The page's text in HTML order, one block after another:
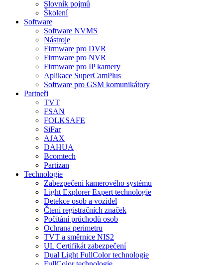
Slovník pojmů
Školení
Software
Software NVMS
Nástroje
Firmware pro DVR
Firmware pro NVR
Firmware pro IP kamery
Aplikace SuperCamPlus
Software pro GSM komunikátory
Partneři
TVT
FSAN
FOLKSAFE
SiFar
AJAX
DAHUA
Bcomtech
Partizan
Technologie
Zabezpečení kamerového systému
Light Explorer Expert technologie
Detekce osob a vozidel
Čtení registračních značek
Počítání průchodů osob
Ochrana perimetru
TVT a směrnice NIS2
UL Certifikát zabezpečení
Dual Light FullColor technologie